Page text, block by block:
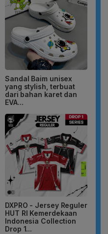
Sandal Baim unisex
yang stylish, terbuat
dari bahan karet dan
EVA...
DXPRO - Jersey Reguler
HUT RI Kemerdekaan
Indonesia Collection
Drop 1...